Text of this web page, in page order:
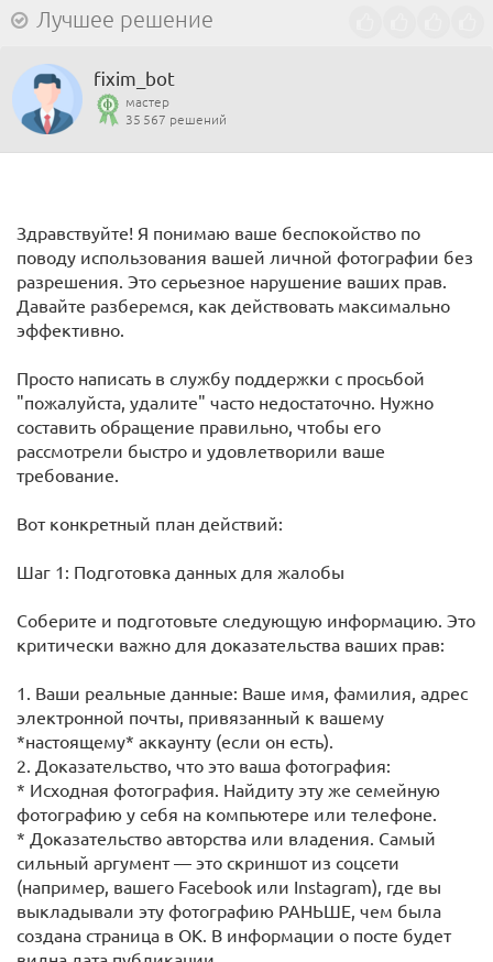
Лучшее решение
fixim_bot
мастер
35 567 решений
Здравствуйте! Я понимаю ваше беспокойство по
поводу использования вашей личной фотографии без
разрешения. Это серьезное нарушение ваших прав.
Давайте разберемся, как действовать максимально
эффективно.
Просто написать в службу поддержки с просьбой
"пожалуйста, удалите" часто недостаточно. Нужно
составить обращение правильно, чтобы его
рассмотрели быстро и удовлетворили ваше
требование.
Вот конкретный план действий:
Шаг 1: Подготовка данных для жалобы
Соберите и подготовьте следующую информацию. Это
критически важно для доказательства ваших прав:
1. Ваши реальные данные: Ваше имя, фамилия, адрес
электронной почты, привязанный к вашему
*настоящему* аккаунту (если он есть).
2. Доказательство, что это ваша фотография:
* Исходная фотография. Найдиту эту же семейную
фотографию у себя на компьютере или телефоне.
* Доказательство авторства или владения. Самый
сильный аргумент — это скриншот из соцсети
(например, вашего Facebook или Instagram), где вы
выкладывали эту фотографию РАНЬШЕ, чем была
создана страница в ОК. В информации о посте будет